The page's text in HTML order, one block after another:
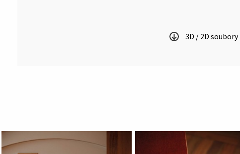
3D / 2D soubory